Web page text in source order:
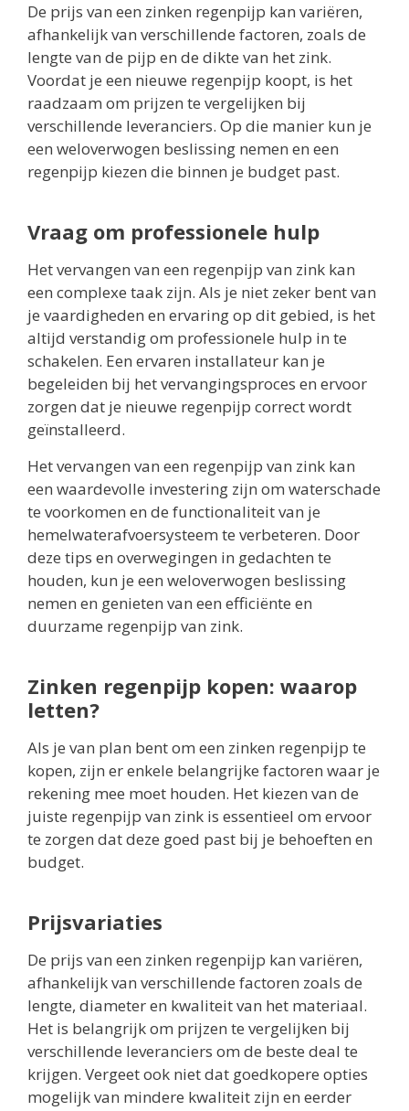
De prijs van een zinken regenpijp kan variëren,
afhankelijk van verschillende factoren, zoals de
lengte van de pijp en de dikte van het zink.
Voordat je een nieuwe regenpijp koopt, is het
raadzaam om prijzen te vergelijken bij
verschillende leveranciers. Op die manier kun je
een weloverwogen beslissing nemen en een
regenpijp kiezen die binnen je budget past.
Vraag om professionele hulp
Het vervangen van een regenpijp van zink kan
een complexe taak zijn. Als je niet zeker bent van
je vaardigheden en ervaring op dit gebied, is het
altijd verstandig om professionele hulp in te
schakelen. Een ervaren installateur kan je
begeleiden bij het vervangingsproces en ervoor
zorgen dat je nieuwe regenpijp correct wordt
geïnstalleerd.
Het vervangen van een regenpijp van zink kan
een waardevolle investering zijn om waterschade
te voorkomen en de functionaliteit van je
hemelwaterafvoersysteem te verbeteren. Door
deze tips en overwegingen in gedachten te
houden, kun je een weloverwogen beslissing
nemen en genieten van een efficiënte en
duurzame regenpijp van zink.
Zinken regenpijp kopen: waarop
letten?
Als je van plan bent om een zinken regenpijp te
kopen, zijn er enkele belangrijke factoren waar je
rekening mee moet houden. Het kiezen van de
juiste regenpijp van zink is essentieel om ervoor
te zorgen dat deze goed past bij je behoeften en
budget.
Prijsvariaties
De prijs van een zinken regenpijp kan variëren,
afhankelijk van verschillende factoren zoals de
lengte, diameter en kwaliteit van het materiaal.
Het is belangrijk om prijzen te vergelijken bij
verschillende leveranciers om de beste deal te
krijgen. Vergeet ook niet dat goedkopere opties
mogelijk van mindere kwaliteit zijn en eerder